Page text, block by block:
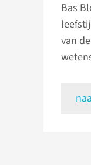
Bas
van